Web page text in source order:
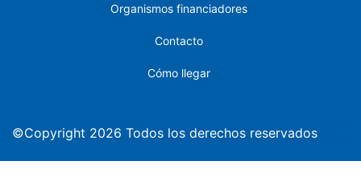
Organismos financiadores
Contacto
Cómo llegar
©Copyright 2026 Todos los derechos reservados